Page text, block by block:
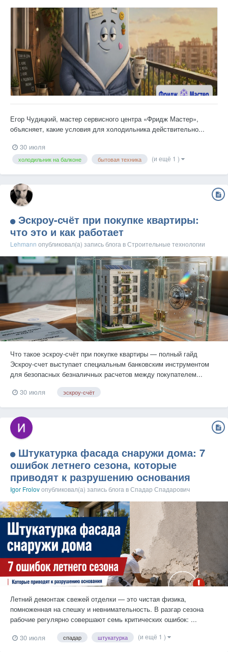
Егор Чудицкий, мастер сервисного центра «Фридж Мастер»,
объясняет, какие условия для холодильника действительно...
30 июля
холодильник на балконе бытовая техника (и ещё 1 )
Эскроу-счёт при покупке квартиры:
что это и как работает
Lehmann опубликовал(а) запись блога вСтроительные технологии
Что такое эскроу-счёт при покупке квартиры — полный гайд
Эскроу-счет выступает специальным банковским инструментом
для безопасных безналичных расчетов между покупателем...
30 июля
эскроу-счёт
Штукатурка фасада снаружи дома: 7
ошибок летнего сезона, которые
приводят к разрушению основания
Igor Frolovопубликовал(а) запись блога вСпадар Спадарович
Летний демонтаж свежей отделки — это чистая физика,
помноженная на спешку и невнимательность. В разгар сезона
рабочие регулярно совершают семь критических ошибок: ...
30 июля
спадар штукатурка (и ещё 1 )